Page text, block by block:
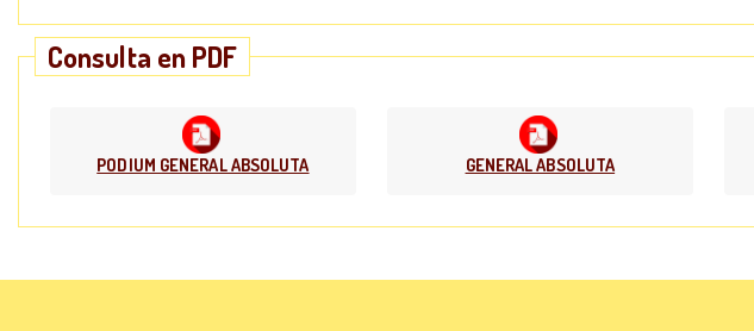
Consulta en PDF
PODIUM GENERAL ABSOLUTA GENERAL ABSOLUTA